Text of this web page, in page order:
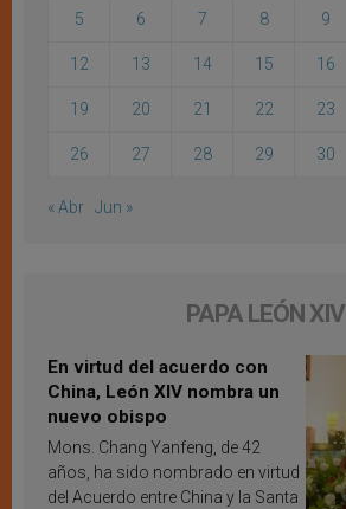
5 6 7 8 9
12 13 14 15 16
19 20 21 22 23
26 27 28 29 30
« Abr Jun »
PAPA LEÓN XIV
En virtud del acuerdo con
China, León XIV nombra un
nuevo obispo
Mons. Chang Yanfeng, de 42
años, ha sido nombrado en virtud
del Acuerdo entre China y la Santa